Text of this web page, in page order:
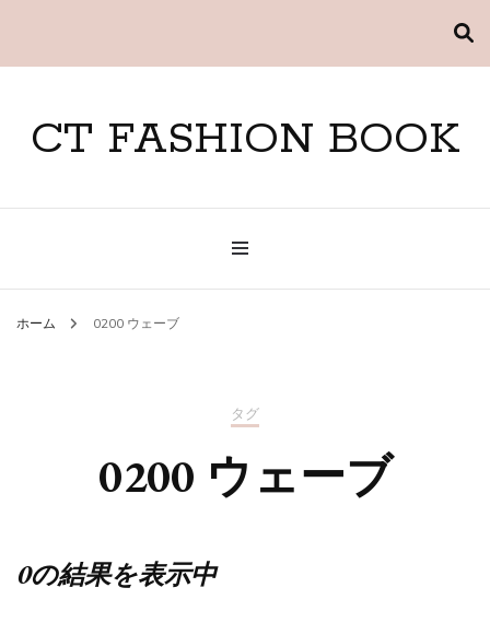
CT FASHION BOOK
ホーム 0200 ウェーブ
タグ
0200 ウェーブ
0の結果を表示中